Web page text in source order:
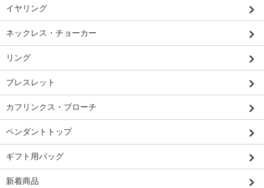
イヤリング
ネックレス・チョーカー
リング
ブレスレット
カフリンクス・ブローチ
ペンダントトップ
ギフト用バッグ
新着商品